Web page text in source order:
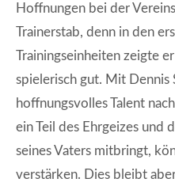
Hoffnungen bei der
Trainerstab, denn in den
Trainingseinheiten zeigte
spielerisch gut. Mit Dennis
hoffnungsvolles Talent
ein Teil des Ehrgeizes und
seines Vaters mitbringt,
verstärken. Dies bleibt